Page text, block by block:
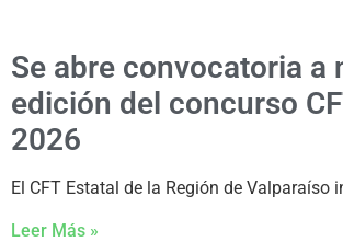
Se abre convocatoria a
edición del concurso
2026
El CFT Estatal de la Región de Valparaíso
Leer Más »